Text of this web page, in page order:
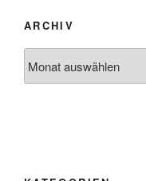
ARCHIV